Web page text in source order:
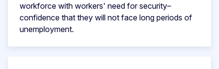
workforce with workers' need for security–
confidence that they will not face long periods of
unemployment.